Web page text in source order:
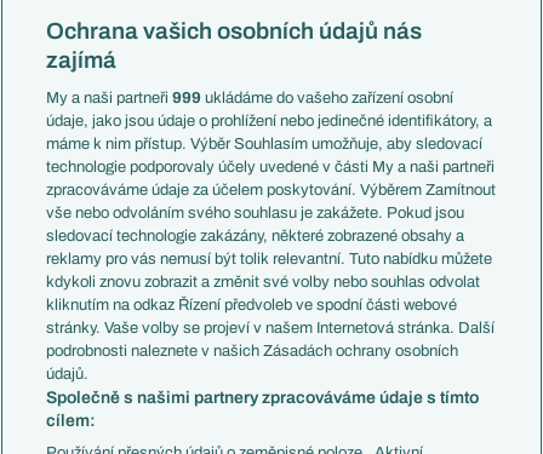
Mistrovství světa
Liga národů
Témata
Představení týmů MS
EuroSkauting
PL v kostce
Evropské koeficienty
Přestupy
Přestupové spekulace
Zranění
Kluby
Arsenal FC
Chelsea FC
Manchester United
AC Milán
Juventus FC
Česko
Francie
Itálie
Německo
Španělsko
Argentina
Brazílie
Přestupy
Zápasy
Livescore
Tipovací soutěž
Ochrana vašich osobních údajů nás
zajímá
My a naši partneři999 ukládáme do vašeho zařízení osobní
údaje, jako jsou údaje o prohlížení nebo jedinečné identifikátory, a
máme k nim přístup. Výběr Souhlasím umožňuje, aby sledovací
technologie podporovaly účely uvedené v části My a naši partneři
zpracováváme údaje za účelem poskytování. Výběrem Zamítnout
vše nebo odvoláním svého souhlasu je zakážete. Pokud jsou
sledovací technologie zakázány, některé zobrazené obsahy a
reklamy pro vás nemusí být tolik relevantní. Tuto nabídku můžete
kdykoli znovu zobrazit a změnit své volby nebo souhlas odvolat
kliknutím na odkaz Řízení předvoleb ve spodní části webové
stránky. Vaše volby se projeví v našem Internetová stránka. Další
podrobnosti naleznete v našich Zásadách ochrany osobních
údajů.
Společně s našimi partnery zpracováváme údaje s tímto
cílem: